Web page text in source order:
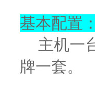
基本配置
主机一
牌一套。